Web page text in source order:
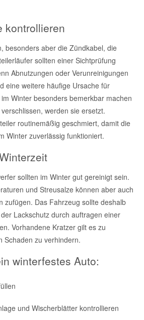
kontrollieren
besonders aber die Zündkabel, die
sollten einer Sichtprüfung
Abnutzungen oder Verunreinigungen
eine weitere häufige Ursache für
Winter besonders bemerkbar machen
werden sie ersetzt.
routinemäßig geschmiert, damit die
Winter zuverlässig funktioniert.
sollten im Winter gut gereinigt sein.
und Streusalze können aber auch
zufügen. Das Fahrzeug sollte deshalb
Lackschutz durch auftragen einer
Vorhandene Kratzer gilt es zu
Schaden zu verhindern.
winterfestes Auto:
und Wischerblätter kontrollieren